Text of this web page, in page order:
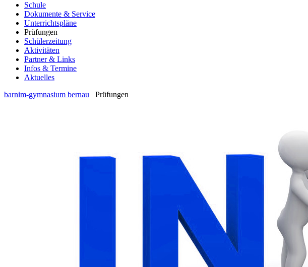
Schule
Dokumente & Service
Unterrichtspläne
Prüfungen
Schülerzeitung
Aktivitäten
Partner & Links
Infos & Termine
Aktuelles
barnim-gymnasium bernau
Prüfungen